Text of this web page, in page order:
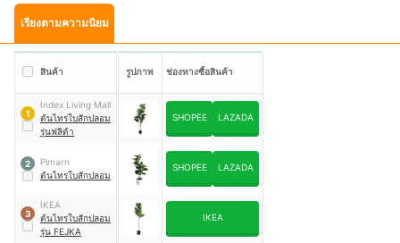
เรียงตามความนิยม
สินค้า รูปภาพ ช่องทางซื้อสินค้า
1
Index Living Mall
ต้นไทรใบสักปลอม
รุ่นฟลิด้า
SHOPEE LAZADA
2
Pimarn
ต้นไทรใบสักปลอม
SHOPEE LAZADA
3
IKEA
ต้นไทรใบสักปลอม
รุ่น FEJKA
IKEA